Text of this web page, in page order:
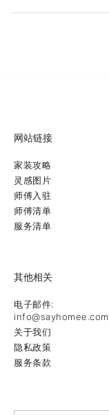
网站链接
家装攻略
灵感图片
师傅入驻
师傅清单
服务清单
其他相关
电子邮件:
info@sayhomee.com
关于我们
隐私政策
服务条款